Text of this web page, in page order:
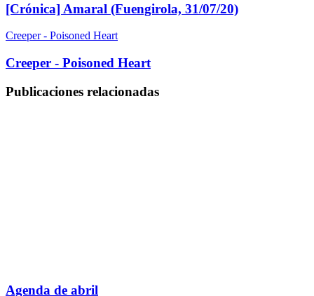
[Crónica] Amaral (Fuengirola, 31/07/20)
Creeper - Poisoned Heart
Creeper - Poisoned Heart
Publicaciones relacionadas
Agenda de abril